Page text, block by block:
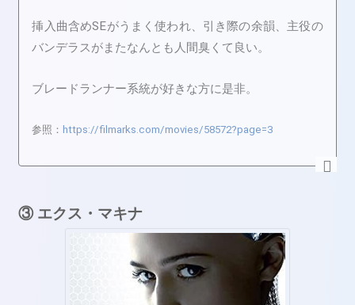
挿入曲含めSEがうまく使われ、引き際の余韻、主役の
バンデラスがまたなんとも人間臭くて良い。
ブレードランナー系統が好きな方に是非。
参照： https://filmarks.com/movies/58572?page=3
③ エクス・マキナ